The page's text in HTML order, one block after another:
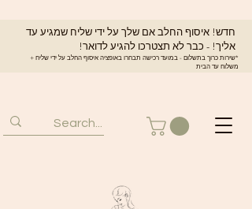
חדש! איסוף החלב אם שלך על ידי שליח שמגיע עד
אליך! - כבר לא תצטרכו להגיע לדואר!
*שירות כרוך בתשלום - במועד רכישה תבחרו באופציה איסוף החלב על ידי שליח +
משלוח עד הבית